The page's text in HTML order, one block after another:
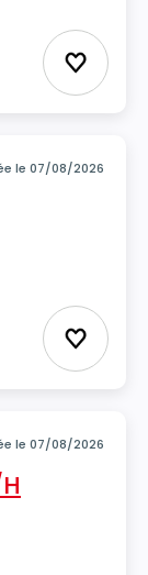
Ajouter
le 07/08/2026
Ajouter
le 07/08/2026